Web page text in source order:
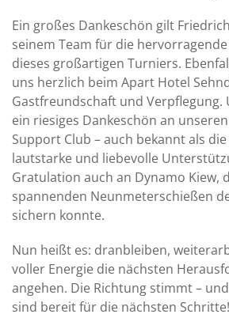
Ein großes Dankeschön gilt
seinem Team für die
dieses großartigen Turniers.
uns herzlich beim Apart Hotel
Gastfreundschaft und Verpflegung.
ein riesiges Dankeschön an
Support Club – auch bekannt als
lautstarke und liebevolle
Gratulation auch an Dynamo Kiew,
spannenden Neunmeterschießen
sichern konnte.
Nun heißt es: dranbleiben,
voller Energie die nächsten
angehen. Die Richtung stimmt –
sind bereit für die nächsten Schritte!